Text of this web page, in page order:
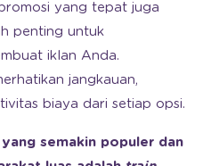
yang tepat juga
penting untuk
iklan Anda.
jangkauan,
biaya dari setiap opsi.
semakin populer dan